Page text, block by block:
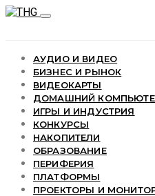
АУДИО И ВИДЕО
БИЗНЕС И РЫНОК
ВИДЕОКАРТЫ
ДОМАШНИЙ
ИГРЫ И ИНДУСТРИЯ
КОНКУРСЫ
НАКОПИТЕЛИ
ОБРАЗОВАНИЕ
ПЕРИФЕРИЯ
ПЛАТФОРМЫ
ПРОЕКТОРЫ И